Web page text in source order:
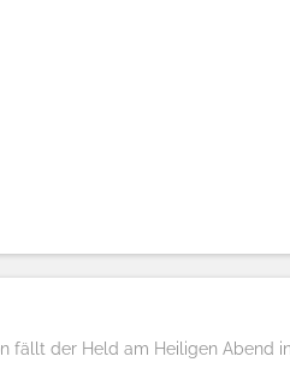
fällt der Held am Heiligen Abend